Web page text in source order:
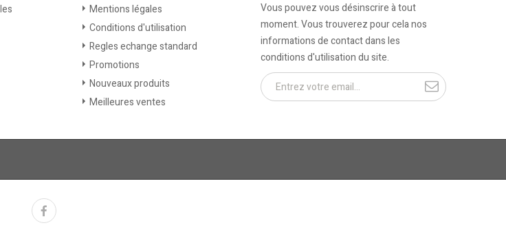
Mentions légales
Conditions d'utilisation
Regles echange standard
Promotions
Nouveaux produits
Meilleures ventes
Vous pouvez vous désinscrire à tout
moment. Vous trouverez pour cela nos
informations de contact dans les
conditions d'utilisation du site.